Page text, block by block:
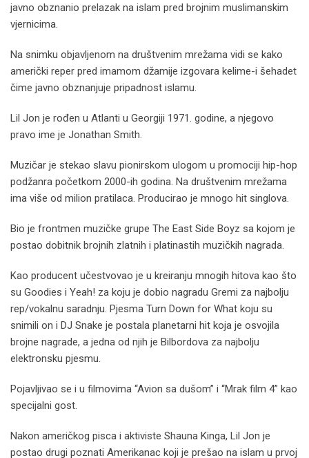
javno obznanio prelazak na islam pred brojnim muslimanskim
vjernicima.
Na snimku objavljenom na društvenim mrežama vidi se kako
američki reper pred imamom džamije izgovara kelime-i šehadet
čime javno obznanjuje pripadnost islamu.
Lil Jon je rođen u Atlanti u Georgiji 1971. godine, a njegovo
pravo ime je Jonathan Smith.
Muzičar je stekao slavu pionirskom ulogom u promociji hip-hop
podžanra početkom 2000-ih godina. Na društvenim mrežama
ima više od milion pratilaca. Producirao je mnogo hit singlova.
Bio je frontmen muzičke grupe The East Side Boyz sa kojom je
postao dobitnik brojnih zlatnih i platinastih muzičkih nagrada.
Kao producent učestvovao je u kreiranju mnogih hitova kao što
su Goodies i Yeah! za koju je dobio nagradu Gremi za najbolju
rep/vokalnu saradnju. Pjesma Turn Down for What koju su
snimili on i DJ Snake je postala planetarni hit koja je osvojila
brojne nagrade, a jedna od njih je Bilbordova za najbolju
elektronsku pjesmu.
Pojavljivao se i u filmovima “Avion sa dušom” i “Mrak film 4” kao
specijalni gost.
Nakon američkog pisca i aktiviste Shauna Kinga, Lil Jon je
postao drugi poznati Amerikanac koji je prešao na islam u prvoj